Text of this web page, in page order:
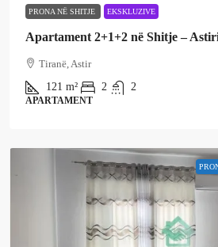
PRONA NË SHITJE EKSKLUZIVE
Apartament 2+1+2 në Shitje –
Tiranë, Astir
121 m² 2 2
APARTAMENT